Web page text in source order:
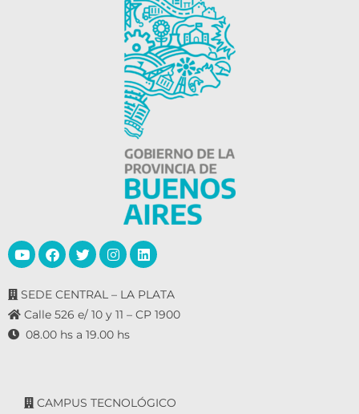
SEDE CENTRAL – LA PLATA
Calle 526 e/ 10 y 11 – CP 1900
08.00 hs a 19.00 hs
CAMPUS TECNOLÓGICO